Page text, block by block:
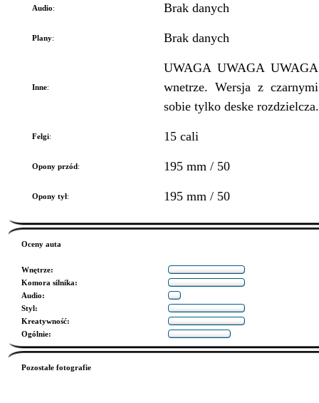
Audio: Brak danych
Plany: Brak danych
Inne:
UWAGA UWAGA
wnetrze. Wersja z
sobie tylko deske
Felgi: 15 cali
Opony przód: 195 mm / 50
Opony tył: 195 mm / 50
Oceny auta
Wnętrze:
Komora silnika:
Audio:
Styl:
Kreatywność:
Ogólnie:
Pozostałe fotografie